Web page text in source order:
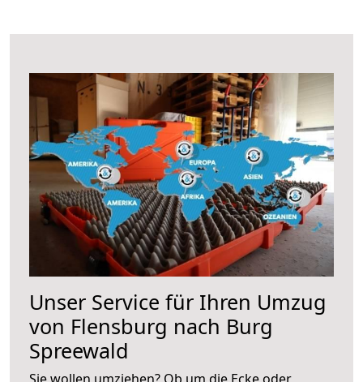
Unser Service für Ihren Umzug
von Flensburg nach Burg
Spreewald